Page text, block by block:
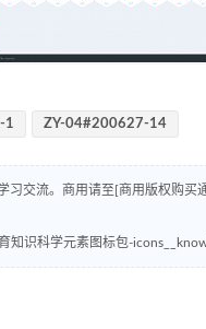
1 ZY-04#200627-14
习交流。商用请至[商用版权购
知识科学元素图标包-